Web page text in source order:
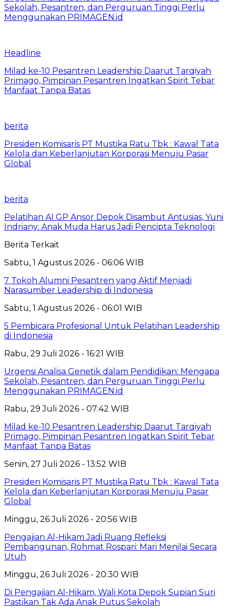
Sekolah, Pesantren, dan Perguruan Tinggi Perlu
Menggunakan PRIMAGEN.id
Headline
Milad ke-10 Pesantren Leadership Daarut Tarqiyah
Primago, Pimpinan Pesantren Ingatkan Spirit Tebar
Manfaat Tanpa Batas
berita
Presiden Komisaris PT Mustika Ratu Tbk : Kawal Tata
Kelola dan Keberlanjutan Korporasi Menuju Pasar
Global
berita
Pelatihan AI GP Ansor Depok Disambut Antusias, Yuni
Indriany: Anak Muda Harus Jadi Pencipta Teknologi
Berita Terkait
Sabtu, 1 Agustus 2026 - 06:06 WIB
7 Tokoh Alumni Pesantren yang Aktif Menjadi
Narasumber Leadership di Indonesia
Sabtu, 1 Agustus 2026 - 06:01 WIB
5 Pembicara Profesional Untuk Pelatihan Leadership
di Indonesia
Rabu, 29 Juli 2026 - 16:21 WIB
Urgensi Analisa Genetik dalam Pendidikan: Mengapa
Sekolah, Pesantren, dan Perguruan Tinggi Perlu
Menggunakan PRIMAGEN.id
Rabu, 29 Juli 2026 - 07:42 WIB
Milad ke-10 Pesantren Leadership Daarut Tarqiyah
Primago, Pimpinan Pesantren Ingatkan Spirit Tebar
Manfaat Tanpa Batas
Senin, 27 Juli 2026 - 13:52 WIB
Presiden Komisaris PT Mustika Ratu Tbk : Kawal Tata
Kelola dan Keberlanjutan Korporasi Menuju Pasar
Global
Minggu, 26 Juli 2026 - 20:56 WIB
Pengajian Al-Hikam Jadi Ruang Refleksi
Pembangunan, Rohmat Rospari: Mari Menilai Secara
Utuh
Minggu, 26 Juli 2026 - 20:30 WIB
Di Pengajian Al-Hikam, Wali Kota Depok Supian Suri
Pastikan Tak Ada Anak Putus Sekolah